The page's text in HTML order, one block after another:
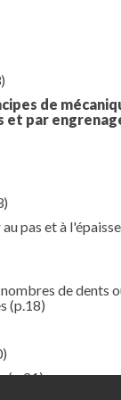
de
et par
pas et à
de dents
(p.18)
(p.21)